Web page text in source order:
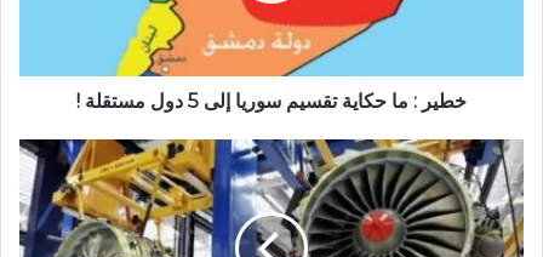
خطير : ما حكاية تقسيم سوريا إلى 5 دول مستقلة !